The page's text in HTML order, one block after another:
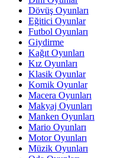
Dövüş Oyunları
Eğitici Oyunlar
Futbol Oyunları
Giydirme
Kağıt Oyunları
Kız Oyunları
Klasik Oyunlar
Komik Oyunlar
Macera Oyunları
Makyaj Oyunları
Manken Oyunları
Mario Oyunları
Motor Oyunları
Müzik Oyunları